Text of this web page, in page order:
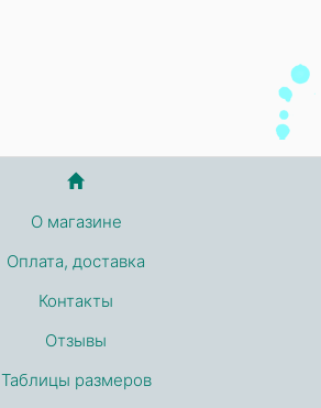
О магазине
Оплата, доставка
Контакты
Отзывы
Таблицы размеров